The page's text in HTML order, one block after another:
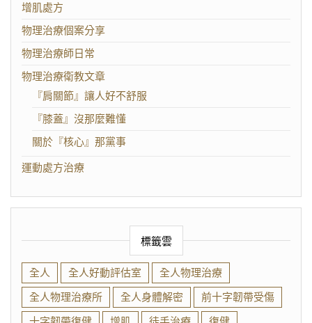
增肌處方
物理治療個案分享
物理治療師日常
物理治療衛教文章
『肩關節』讓人好不舒服
『膝蓋』沒那麼難懂
關於『核心』那黨事
運動處方治療
標籤雲
全人 全人好動評估室
全人物理治療
全人物理治療所
全人身體解密
前十字韌帶受傷